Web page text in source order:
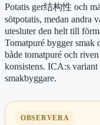
Potatis ger结构性 och
sötpotatis, medan andra
utesluter den helt till
Tomatpuré bygger smak
både tomatpuré och
konsistens. ICA:s
smakbyggare.
OBSERVERA